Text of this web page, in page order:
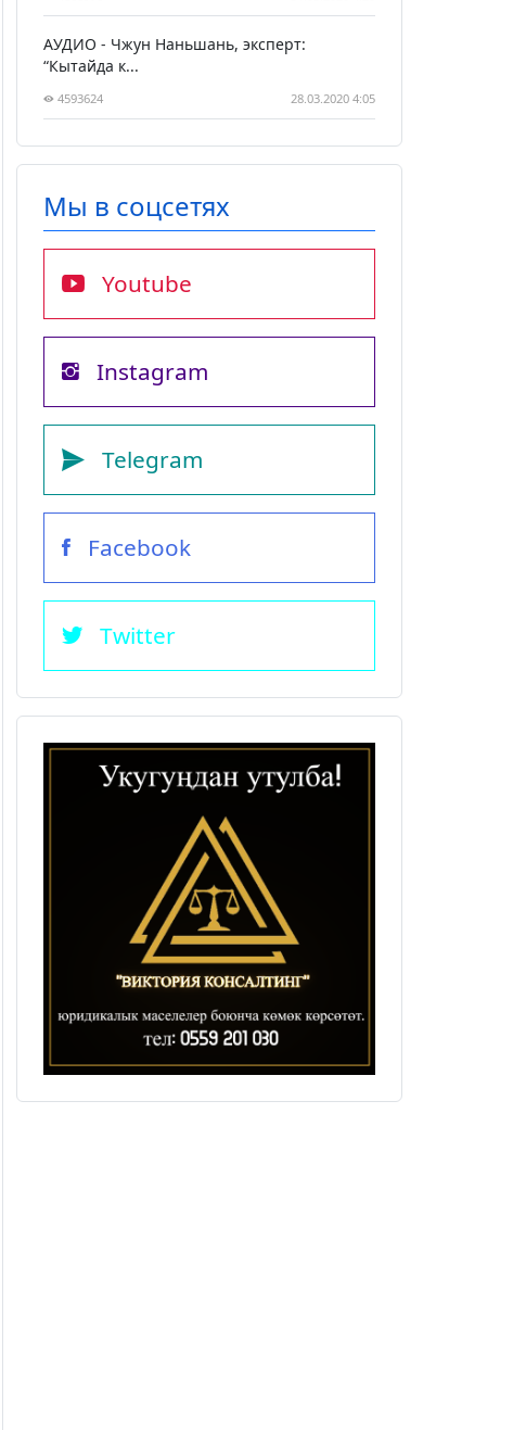
АУДИО - Чжун Наньшань, эксперт:
“Кытайда к...
4593624 28.03.2020 4:05
Мы в соцсетях
Youtube
Instagram
Telegram
Facebook
Twitter